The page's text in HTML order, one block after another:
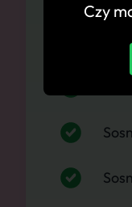
Czy